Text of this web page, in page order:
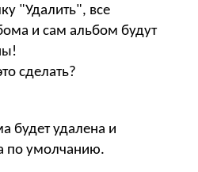
"Удалить", все
и сам альбом будут
сделать?
будет удалена и
по умолчанию.